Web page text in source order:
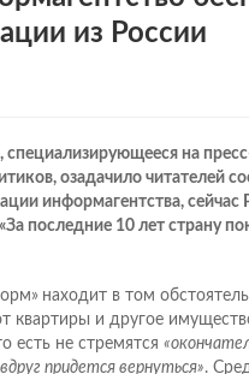
из России
на
озадачило читателей
информагентства,
последние 10 лет страну
находит в том
квартиры и другое
есть не стремятся
придется вернуться».